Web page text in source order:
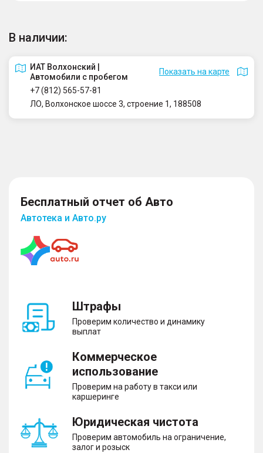
В наличии:
ИАТ Волхонский |
Автомобили с пробегом
Показать на карте
+7 (812) 565-57-81
ЛО, Волхонское шоссе 3, строение 1, 188508
Бесплатный отчет об Авто
Автотека и Авто.ру
Штрафы
Проверим количество и динамику
выплат
Коммерческое
использование
Проверим на работу в такси или
каршеринге
Юридическая чистота
Проверим автомобиль на ограничение,
залог и розыск